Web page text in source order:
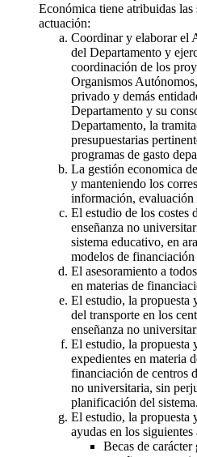
Económica tiene atribuidas
actuación:
Coordinar y elaborar el
del Departamento y
coordinación de los
Organismos
privado y demás
Departamento y su
Departamento, la
presupuestarias
programas de gasto
La gestión economica
y manteniendo los
información,
El estudio de los costes
enseñanza no
sistema educativo, en
modelos de
El asesoramiento a
en materias de
El estudio, la propuesta
del transporte en los
enseñanza no
El estudio, la propuesta
expedientes en materia
financiación de centros
no universitaria, sin
planificación del sistema.
El estudio, la propuesta
ayudas en los siguientes
Becas de